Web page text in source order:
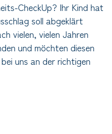
CheckUp? Ihr Kind hat
soll abgeklärt
vielen, vielen Jahren
und möchten diesen
uns an der richtigen